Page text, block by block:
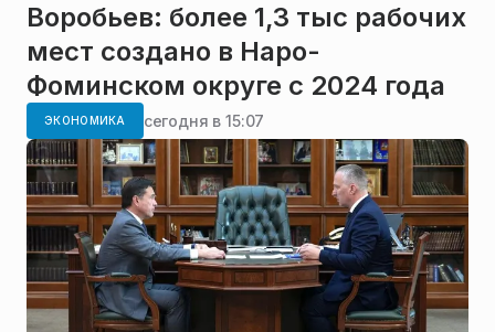
Воробьев: более 1,3 тыс рабочих
мест создано в Наро-
Фоминском округе с 2024 года
ЭКОНОМИКА сегодня в 15:07